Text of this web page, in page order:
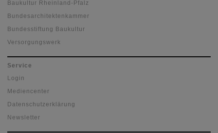
Baukultur Rheinland-Pfalz
Bundesarchitektenkammer
Bundesstiftung Baukultur
Versorgungswerk
Service
Login
Mediencenter
Datenschutzerklärung
Newsletter